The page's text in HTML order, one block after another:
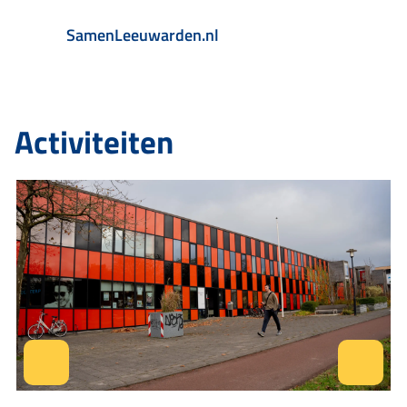
SamenLeeuwarden.nl
Activiteiten